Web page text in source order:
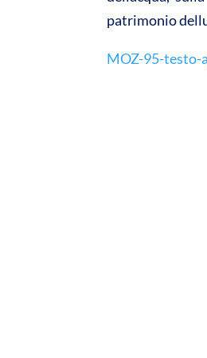
patrimonio
MOZ-95-testo-